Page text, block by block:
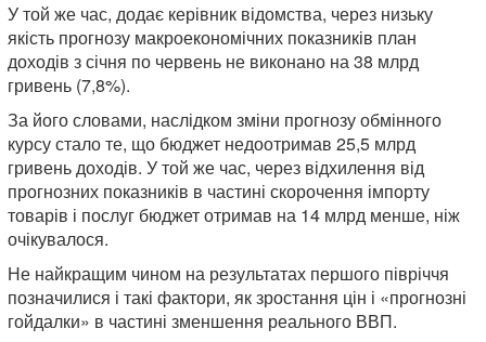
У той же час, додає керівник відомства, через низьку
якість прогнозу макроекономічних показників план
доходів з січня по червень не виконано на 38 млрд
гривень (7,8%).
За його словами, наслідком зміни прогнозу обмінного
курсу стало те, що бюджет недоотримав 25,5 млрд
гривень доходів. У той же час, через відхилення від
прогнозних показників в частині скорочення імпорту
товарів і послуг бюджет отримав на 14 млрд менше, ніж
очікувалося.
Не найкращим чином на результатах першого півріччя
позначилися і такі фактори, як зростання цін і «прогнозні
гойдалки» в частині зменшення реального ВВП.